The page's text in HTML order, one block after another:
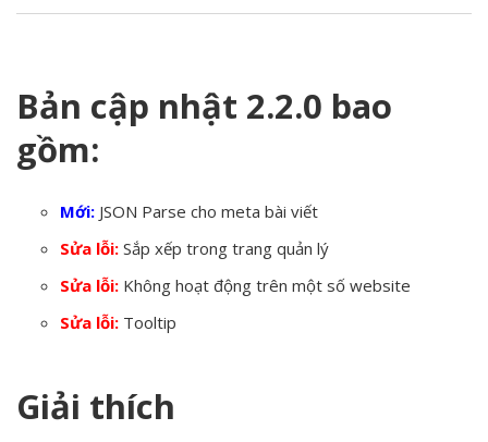
Bản cập nhật 2.2.0 bao
gồm:
Mới: JSON Parse cho meta bài viết
Sửa lỗi: Sắp xếp trong trang quản lý
Sửa lỗi: Không hoạt động trên một số website
Sửa lỗi: Tooltip
Giải thích